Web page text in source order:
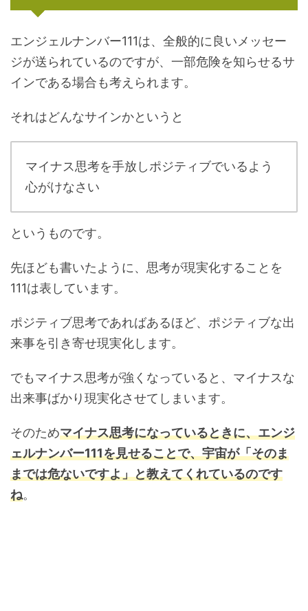
エンジェルナンバー111は、全般的に良いメッセー
ジが送られているのですが、一部危険を知らせるサ
インである場合も考えられます。
それはどんなサインかというと
マイナス思考を手放しポジティブでいるよう
心がけなさい
というものです。
先ほども書いたように、思考が現実化することを
111は表しています。
ポジティブ思考であればあるほど、ポジティブな出
来事を引き寄せ現実化します。
でもマイナス思考が強くなっていると、マイナスな
出来事ばかり現実化させてしまいます。
そのためマイナス思考になっているときに、エンジ
ェルナンバー111を見せることで、宇宙が「そのま
までは危ないですよ」と教えてくれているのです
ね。